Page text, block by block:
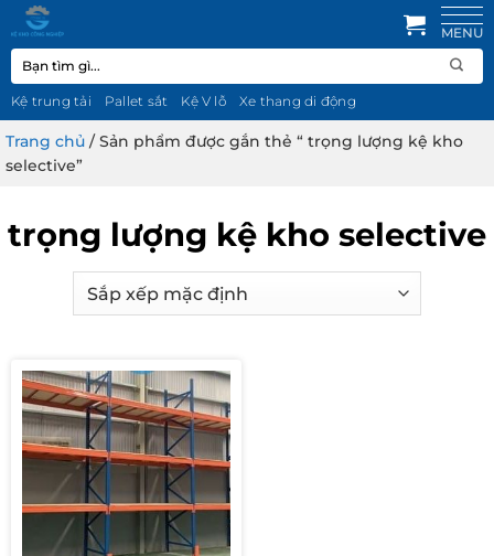
qua
nội
dung
Tìm
kiếm:
Kệ trung tải Pallet sắt Kệ V lỗ Xe thang di động
Trang chủ /Sản phẩm được gắn thẻ “ trọng lượng kệ kho
selective”
trọng lượng kệ kho selective